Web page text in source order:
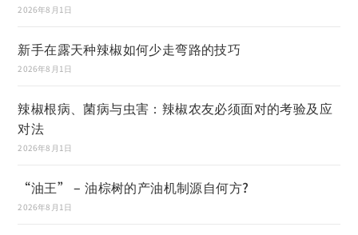
2026年8月1日
新手在露天种辣椒如何少走弯路的技巧
2026年8月1日
辣椒根病、菌病与虫害：辣椒农友必须面对的考验及应
对法
2026年8月1日
“油王” – 油棕树的产油机制源自何方?
2026年8月1日